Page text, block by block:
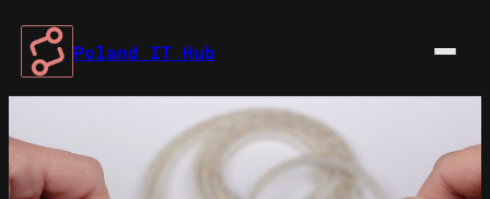
Przejdź
treści
Poland IT Hub